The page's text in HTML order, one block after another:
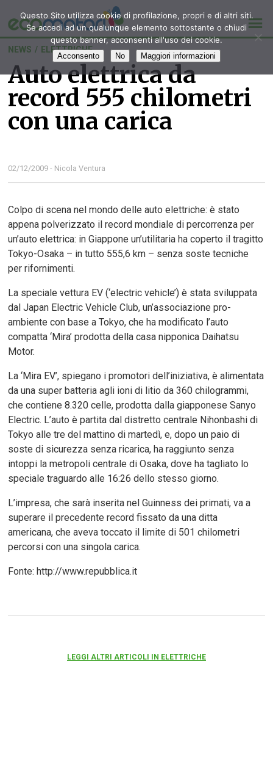
NEWS / ELETTRICHE
Auto elettrica da
record 555 chilometri
con una carica
02/12/2009 - Nicola Ventura
Colpo di scena nel mondo delle auto elettriche: è stato
appena polverizzato il record mondiale di percorrenza per
un’auto elettrica: in Giappone un’utilitaria ha coperto il tragitto
Tokyo-Osaka – in tutto 555,6 km – senza soste tecniche
per rifornimenti.
La speciale vettura EV (‘electric vehicle’) è stata sviluppata
dal Japan Electric Vehicle Club, un’associazione pro-
ambiente con base a Tokyo, che ha modificato l’auto
compatta ‘Mira’ prodotta della casa nipponica Daihatsu
Motor.
La ‘Mira EV’, spiegano i promotori dell’iniziativa, è alimentata
da una super batteria agli ioni di litio da 360 chilogrammi,
che contiene 8.320 celle, prodotta dalla giapponese Sanyo
Electric. L’auto è partita dal distretto centrale Nihonbashi di
Tokyo alle tre del mattino di martedì, e, dopo un paio di
soste di sicurezza senza ricarica, ha raggiunto senza
intoppi la metropoli centrale di Osaka, dove ha tagliato lo
speciale traguardo alle 16:26 dello stesso giorno.
L’impresa, che sarà inserita nel Guinness dei primati, va a
superare il precedente record fissato da una ditta
americana, che aveva toccato il limite di 501 chilometri
percorsi con una singola carica.
Fonte: http://www.repubblica.it
LEGGI ALTRI ARTICOLI IN ELETTRICHE
Questo Sito utilizza cookie di profilazione, propri e di altri siti.
Se accedi ad un qualunque elemento sottostante o chiudi
questo banner, acconsenti all'uso dei cookie.
Acconsento No Maggiori informazioni